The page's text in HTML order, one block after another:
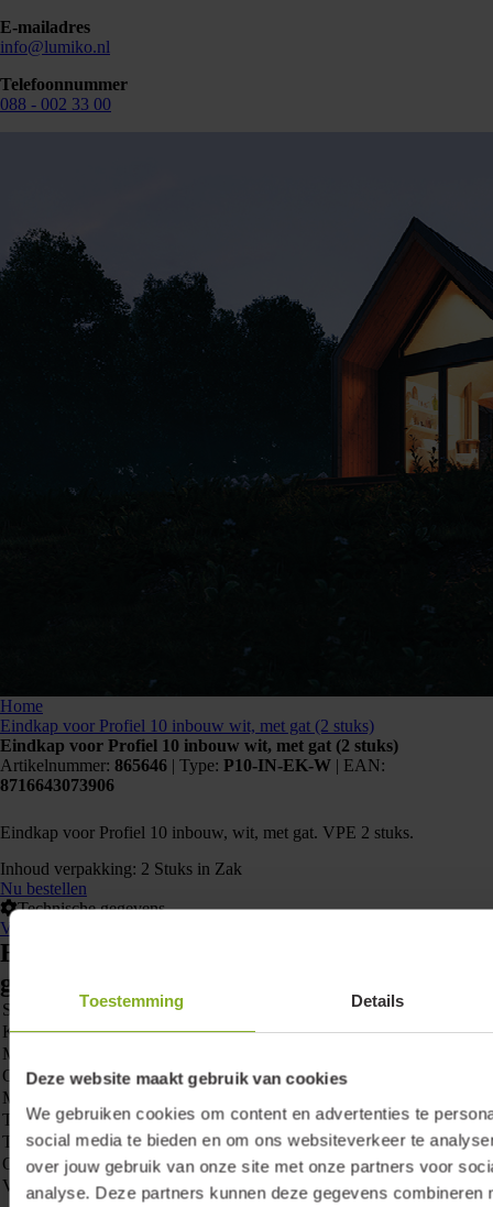
Toestemming Details
Deze website maakt gebruik van cookies
We gebruiken cookies om content en advertenties te
social media te bieden en om ons websiteverkeer te
over jouw gebruik van onze site met onze partners voor
analyse. Deze partners kunnen deze gegevens combineren
E-mailadres
info@lumiko.nl
Telefoonnummer
088 - 002 33 00
Home
Eindkap voor Profiel 10 inbouw wit, met gat (2 stuks)
Eindkap voor Profiel 10 inbouw wit, met gat (2 stuks)
Artikelnummer: 865646 | Type: P10-IN-EK-W | EAN:
8716643073906
Eindkap voor Profiel 10 inbouw, wit, met gat. VPE 2 stuks.
Inhoud verpakking: 2 Stuks in Zak
Nu bestellen
Technische gegevens
Veelgestelde vragen
Eindkap voor Profiel 10 inbouw wit, met
gat (2 stuks)
Specificaties
Kleur
Wit
Materiaal
Onderdeel van serie
Ledstrips profiel 10 COB
Montage
Type toebehoren/onderdelen Eindstuk
Toebehoren
Onderdeel
Voor led type
Ledstrip COB 8mm
865646
Kunnen we je ergens mee helpen?